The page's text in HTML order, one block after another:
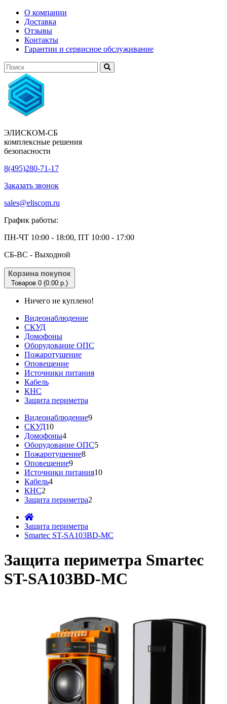
О компании
Доставка
Отзывы
Контакты
Гарантии и сервисное обслуживание
ЭЛИСКОМ-СБ
комплексные решения
безопасности
8(495)280-71-17
Заказать звонок
sales@eliscom.ru
График работы:
ПН-ЧТ 10:00 - 18:00, ПТ 10:00 - 17:00
CБ-ВС - Выходной
Корзина покупок
Товаров 0 (0.00 р.)
Ничего не куплено!
Видеонаблюдение
СКУД
Домофоны
Оборудование ОПС
Пожаротушение
Оповещение
Источники питания
Кабель
КНС
Защита периметра
Видеонаблюдение9
СКУД10
Домофоны4
Оборудование ОПС5
Пожаротушение8
Оповещение9
Источники питания10
Кабель4
КНС2
Защита периметра2
Защита периметра
Smartec ST-SA103BD-MC
Защита периметра Smartec
ST-SA103BD-MC